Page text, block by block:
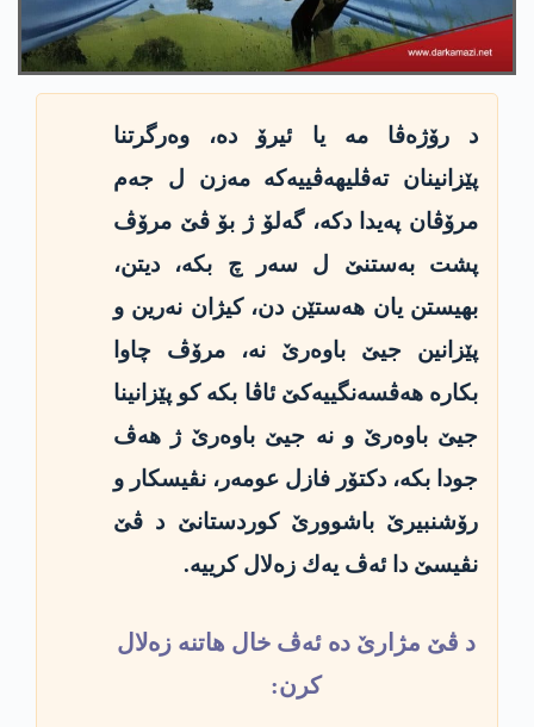
د رۆژه‌ڤا مه‌ یا ئیرۆ ده‌، وه‌رگرتنا
پێزانینان ته‌ڤلیهه‌ڤییه‌كه‌ مه‌زن ل جه‌م
مرۆڤان په‌یدا دكه‌، گه‌لۆ ژ بۆ ڤێ مرۆڤ
پشت به‌ستنێ ل سه‌ر چ بكه‌، دیتن،
بهیستن یان هه‌ستێن دن، كیژان نه‌رین و
پێزانین جیێ باوه‌رێ نه‌، مرۆڤ چاوا
بكاره‌ هه‌ڤسه‌نگییه‌كێ ئاڤا بكه‌ كو پێزانینا
جیێ باوه‌رێ و نه‌ جیێ باوه‌رێ ژ هه‌ڤ
جودا بكه‌، دكتۆر فازل عومه‌ر، نڤیسكار و
رۆشنبیرێ باشوورێ كوردستانێ د ڤێ
نڤیسێ دا ئه‌ڤ یه‌ك زه‌لال كرییه‌.
د ڤێ مژارێ ده‌ ئه‌ڤ خال هاتنه‌ زه‌لال
كرن: